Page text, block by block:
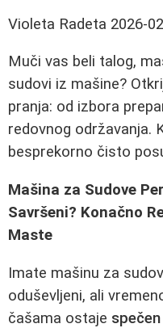
Violeta Radeta 2026-
Muči vas beli talog,
sudovi iz mašine?
pranja: od izbora
redovnog održavanja.
besprekorno čisto
Mašina za Sudove
Savršeni? Konačno
Maste
Imate mašinu za
oduševljeni, ali
čašama ostaje